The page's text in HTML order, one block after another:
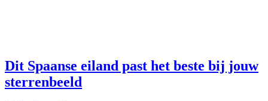
Dit Spaanse eiland past het beste bij jouw
sterrenbeeld